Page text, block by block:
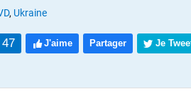
, Ukraine
47 J'aime Partager Je